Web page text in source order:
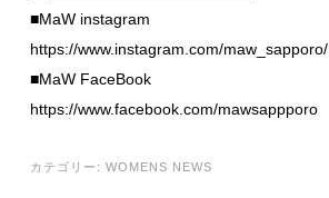
■MaW instagram
https://www.instagram.com/maw_sapporo/
■MaW FaceBook
https://www.facebook.com/mawsappporo
カテゴリー: WOMENS NEWS